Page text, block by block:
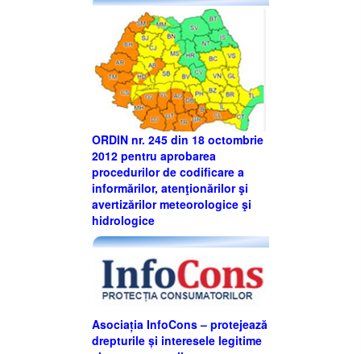
ORDIN nr. 245 din 18 octombrie
2012 pentru aprobarea
procedurilor de codificare a
informărilor, atenţionărilor şi
avertizărilor meteorologice şi
hidrologice
Asociația InfoCons – protejează
drepturile și interesele legitime